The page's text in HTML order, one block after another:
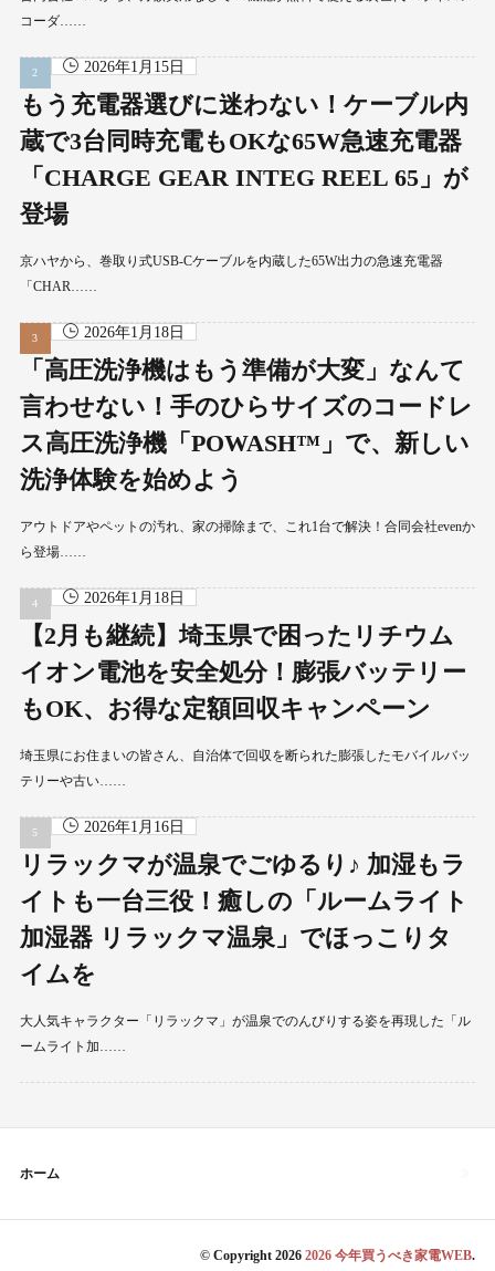
コーダ……
2026年1月15日
もう充電器選びに迷わない！ケーブル内
蔵で3台同時充電もOKな65W急速充電器
「CHARGE GEAR INTEG REEL 65」が
登場
京ハヤから、巻取り式USB-Cケーブルを内蔵した65W出力の急速充電器
「CHAR……
2026年1月18日
「高圧洗浄機はもう準備が大変」なんて
言わせない！手のひらサイズのコードレ
ス高圧洗浄機「POWASH™」で、新しい
洗浄体験を始めよう
アウトドアやペットの汚れ、家の掃除まで、これ1台で解決！合同会社evenか
ら登場……
2026年1月18日
【2月も継続】埼玉県で困ったリチウム
イオン電池を安全処分！膨張バッテリー
もOK、お得な定額回収キャンペーン
埼玉県にお住まいの皆さん、自治体で回収を断られた膨張したモバイルバッ
テリーや古い……
2026年1月16日
リラックマが温泉でごゆるり♪ 加湿もラ
イトも一台三役！癒しの「ルームライト
加湿器 リラックマ温泉」でほっこりタ
イムを
大人気キャラクター「リラックマ」が温泉でのんびりする姿を再現した「ル
ームライト加……
ホーム
© Copyright 20262026 今年買うべき家電WEB.